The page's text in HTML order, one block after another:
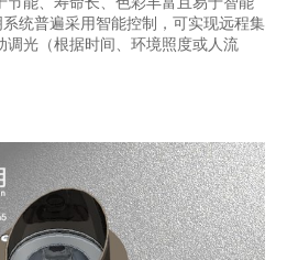
统普遍采用智能控制，可实现‌远程集
调光（根据时间、环境照度或人流